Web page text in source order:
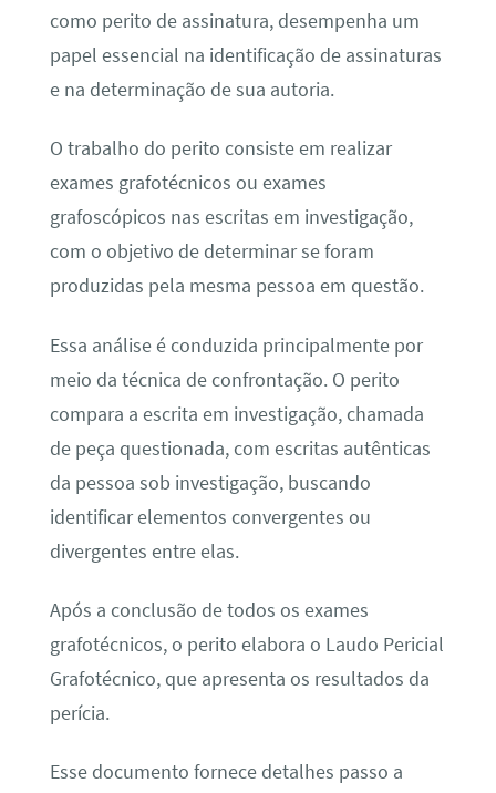
como perito de assinatura, desempenha um
papel essencial na identificação de assinaturas
e na determinação de sua autoria.
O trabalho do perito consiste em realizar
exames grafotécnicos ou exames
grafoscópicos nas escritas em investigação,
com o objetivo de determinar se foram
produzidas pela mesma pessoa em questão.
Essa análise é conduzida principalmente por
meio da técnica de confrontação. O perito
compara a escrita em investigação, chamada
de peça questionada, com escritas autênticas
da pessoa sob investigação, buscando
identificar elementos convergentes ou
divergentes entre elas.
Após a conclusão de todos os exames
grafotécnicos, o perito elabora o Laudo Pericial
Grafotécnico, que apresenta os resultados da
perícia.
Esse documento fornece detalhes passo a